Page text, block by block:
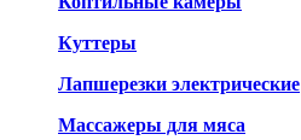
Куттеры
Лапшерезки электрические
Массажеры для мяса